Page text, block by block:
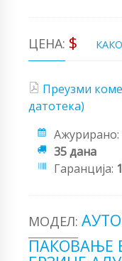
ЦЕНА: $
Преузми
датотека)
Ажурирано:
35 дана
Гаранција:
МОДЕЛ:
ПАКОВАЊЕ